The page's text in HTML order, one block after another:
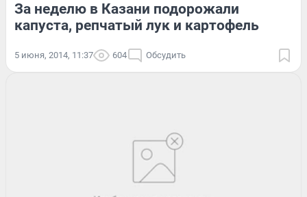
За неделю в Казани подорожали
капуста, репчатый лук и картофель
5 июня, 2014, 11:37 604 Обсудить